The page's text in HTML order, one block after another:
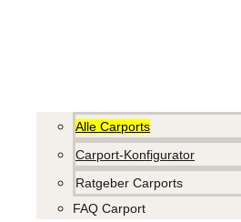
Alle Carports
Carport-Konfigurator
Ratgeber Carports
FAQ Carport